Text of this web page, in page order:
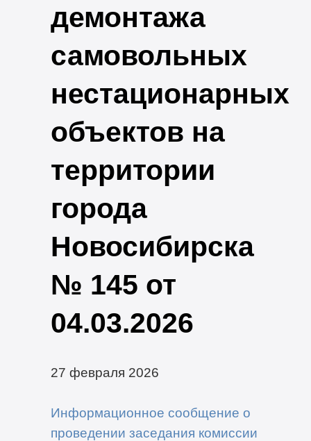
демонтажа
самовольных
нестационарных
объектов на
территории
города
Новосибирска
№ 145 от
04.03.2026
27 февраля 2026
Информационное сообщение о
проведении заседания комиссии